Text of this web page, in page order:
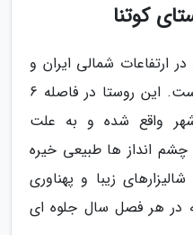
کوتنا
ارتفاعات شمالی ایران و
در استان مازندران واقع شده است. این روستا در فاصله 6
شهر واقع شده و به علت
چشم انداز ها طبیعی خیره
زیبا و پهناوری
در هر فصل سال جلوه ای